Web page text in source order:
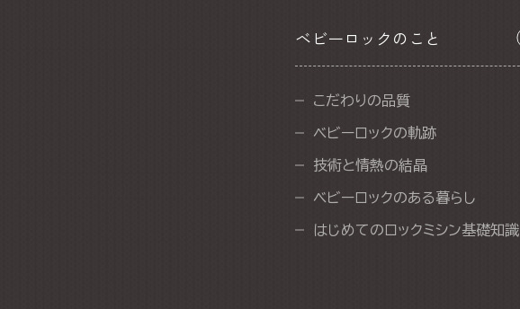
ベビーロックのこと
こだわりの品質
ベビーロックの軌跡
技術と情熱の結晶
ベビーロックのある暮らし
はじめてのロックミシン基礎知識